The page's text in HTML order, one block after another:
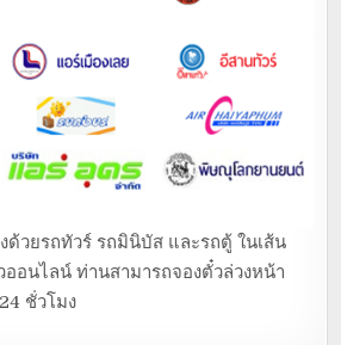
ด้วยรถทัวร์ รถมินิบัส และรถตู้ ในเส้น
ออนไลน์ ท่านสามารถจองตั๋วล่วงหน้า
ชั่วโมง